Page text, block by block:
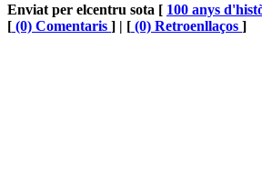
Enviat per elcentru sota [ 100 anys
[ (0) Comentaris ] | [ (0) Retroenllaços ]